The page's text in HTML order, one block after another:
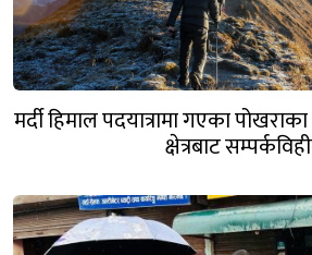
मर्दी हिमाल पदयात्रामा गएका
क्षेत्रबाट